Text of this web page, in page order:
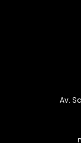
Av.